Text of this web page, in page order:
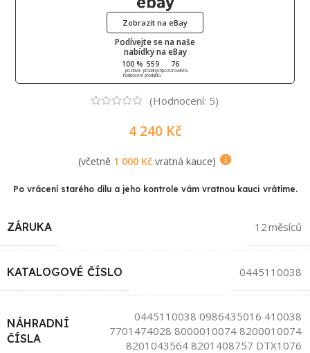
Podívejte se na naše
nabídky na eBay
100 %
pozitivní
hodnocení
559
prodaných
produktů
76
pozorovatelů
Zobrazit na eBay
(Hodnocení: 5)
4 240 Kč
(včetně 1 000 Kčvratná kauce)
Po vrácení starého dílu a jeho kontrole vám vratnou kauci vrátíme.
ZÁRUKA 12 měsíců
KATALOGOVÉ ČÍSLO 0445110038
NÁHRADNÍ
ČÍSLA
0445110038 0986435016 410038
7701474028 8000010074 8200010074
8201043564 8201408757 DTX1076